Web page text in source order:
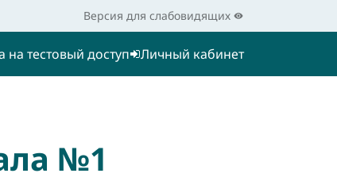
Версия для слабовидящих
на тестовый доступ Личный кабинет
№1